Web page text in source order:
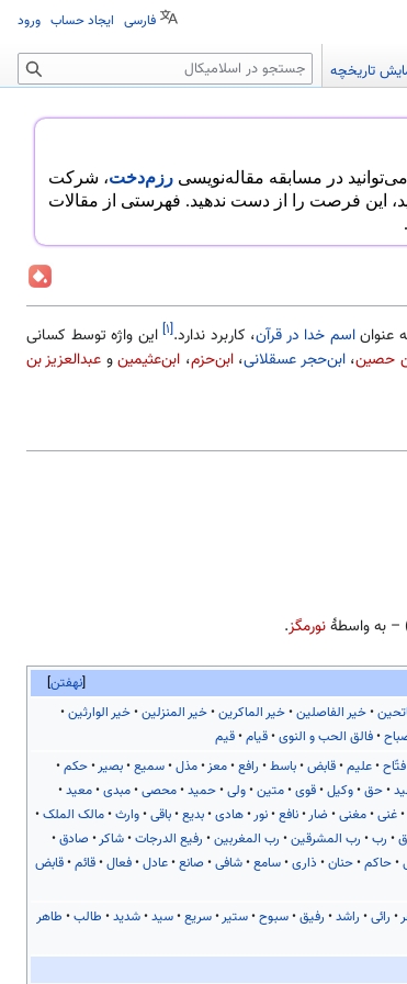
رزم‌دخت، شرکت
این فرصت را از دست ندهید. فهرستی از مقالات
عنواناسم خدا در قرآن، کاربرد ندارد.[۱] این واژه توسط کسانی
حصین،ابن‌حجر عسقلانی،ابن‌حزم، ابن‌عثیمینو عبدالعزیز بن
نورمگز.
نهفتن
خیر الفاصلین خیر الماکرین خیر المنزلین خیر الوارثین
فالق الحب و النوی قیام قیم
فتّاح علیم قابض باسط رافع معز مذل سمیع بصیر حکم
حق وکیل قوی متین ولی حمید محصی مبدی معید
غنی مغنی ضار نافع نور هادی بدیع باقی وارث مالک الملک
رب رب المشرقین رب المغربین رفیع الدرجات شاکر صادق
حاکم حنان ذاری سامع شافی صانع عادل فعال قائم قابض
رائی راشد رفیق سبوح ستیر سریع سید شدید طالب طاهر
فارسی ایجاد حساب ورود
تاریخچه جستجو